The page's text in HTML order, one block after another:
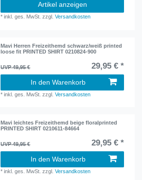
Artikel anzeigen
*inkl. ges. MwSt. zzgl.Versandkosten
Mavi Herren Freizeithemd schwarz/weiß printed
loose fit PRINTED SHIRT 0210824-900
UVP 49,95 € 29,95 € *
In den Warenkorb
*inkl. ges. MwSt. zzgl.Versandkosten
Mavi leichtes Freizeithemd beige floralprinted
PRINTED SHIRT 0210611-84664
UVP 49,95 € 29,95 € *
In den Warenkorb
*inkl. ges. MwSt. zzgl.Versandkosten